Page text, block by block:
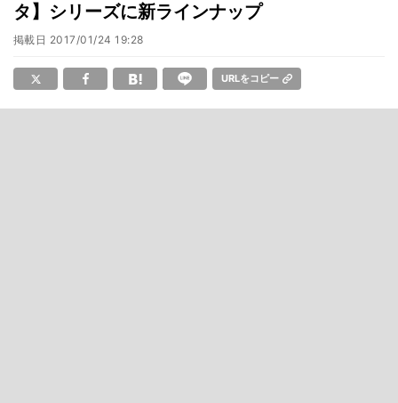
タ】シリーズに新ラインナップ
掲載日 2017/01/24 19:28
URLをコピー